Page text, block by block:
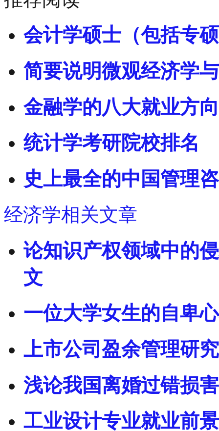
会计学硕士（包括专
简要说明微观经济学
金融学的八大就业方
统计学考研院校排名
史上最全的中国管理
经济学相关文章
论知识产权领域中的
文
一位大学女生的自卑
上市公司盈余管理研
浅论我国离婚过错损
工业设计专业就业前